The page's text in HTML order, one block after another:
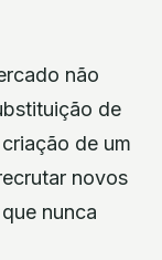
não
de
de um
novos
nunca